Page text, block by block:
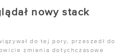
nowy stack
do tej pory, przeszedł do
zmienia dotychczasowe